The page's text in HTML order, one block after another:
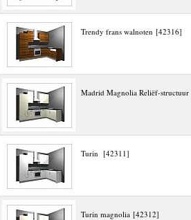
Trendy frans walnoten [42316]
Madrid Magnolia Reliëf-
Turin [42311]
Turin magnolia [42312]